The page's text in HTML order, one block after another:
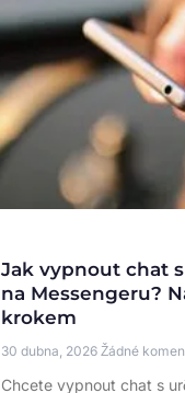
Jak vypnout chat
na Messengeru?
krokem
30 dubna, 2026 Žádné
Chcete vypnout chat s